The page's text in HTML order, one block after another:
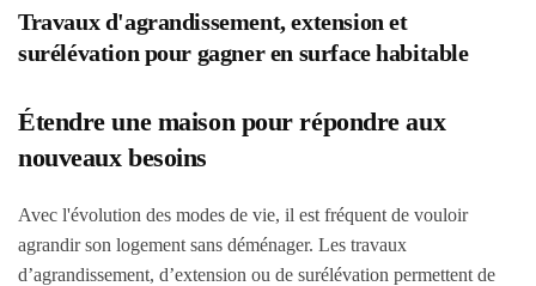
Travaux d'agrandissement, extension et
surélévation pour gagner en surface habitable
Étendre une maison pour répondre aux
nouveaux besoins
Avec l'évolution des modes de vie, il est fréquent de vouloir
agrandir son logement sans déménager. Les travaux
d’agrandissement, d’extension ou de surélévation permettent de